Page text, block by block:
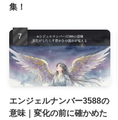
集！
エンジェルナンバー3588の
意味｜変化の前に確かめた